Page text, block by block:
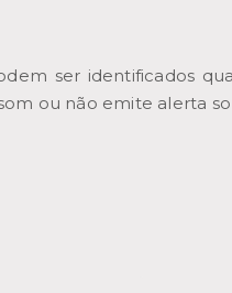
ser identificados
ou não emite alerta